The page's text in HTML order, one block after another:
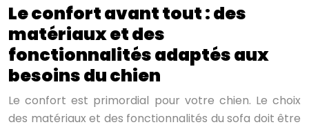
Le confort avant tout : des
matériaux et des
fonctionnalités adaptés aux
besoins du chien
Le confort est primordial pour votre chien. Le choix
des matériaux et des fonctionnalités du sofa doit être